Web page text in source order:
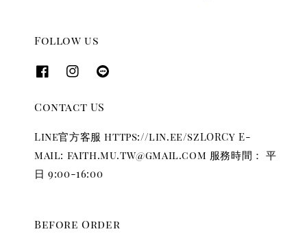
Follow us
Contact US
Line官方客服 https://lin.ee/szLORCy E-
mail: faith.mu.tw@gmail.com 服務時間： 平
日 9:00-16:00
Before Order